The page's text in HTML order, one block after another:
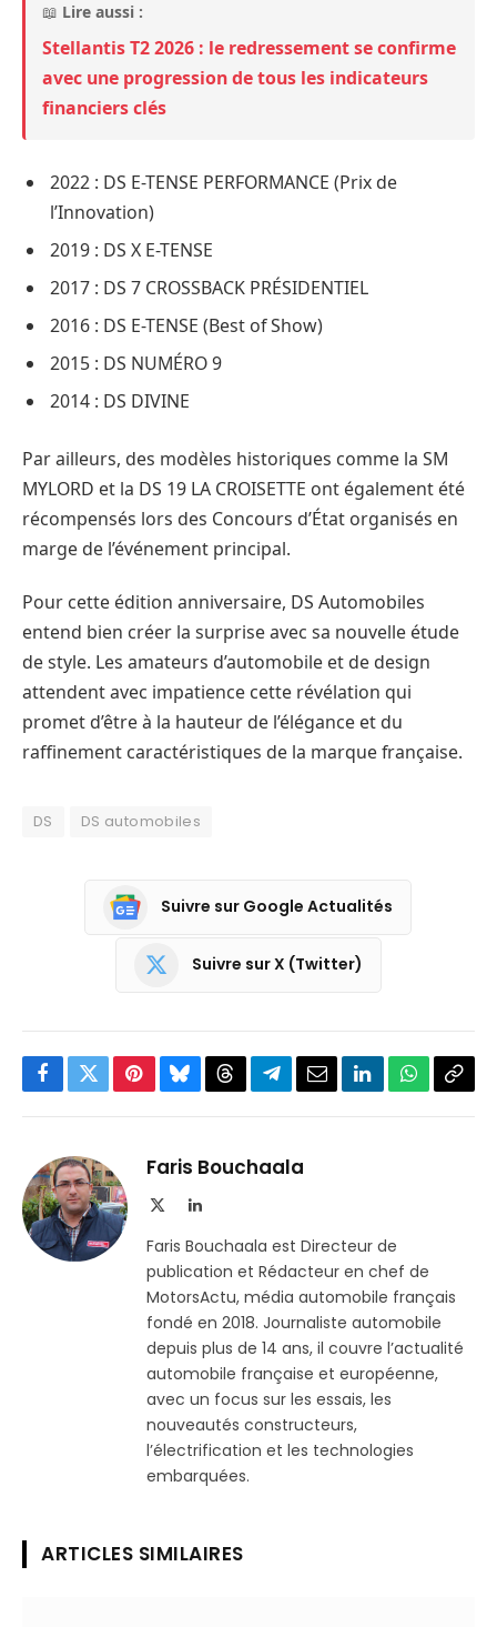
📖 Lire aussi :
Stellantis T2 2026 : le redressement se confirme
avec une progression de tous les indicateurs
financiers clés
2022 : DS E-TENSE PERFORMANCE (Prix de
l’Innovation)
2019 : DS X E-TENSE
2017 : DS 7 CROSSBACK PRÉSIDENTIEL
2016 : DS E-TENSE (Best of Show)
2015 : DS NUMÉRO 9
2014 : DS DIVINE
Par ailleurs, des modèles historiques comme la SM
MYLORD et la DS 19 LA CROISETTE ont également été
récompensés lors des Concours d’État organisés en
marge de l’événement principal.
Pour cette édition anniversaire, DS Automobiles
entend bien créer la surprise avec sa nouvelle étude
de style. Les amateurs d’automobile et de design
attendent avec impatience cette révélation qui
promet d’être à la hauteur de l’élégance et du
raffinement caractéristiques de la marque française.
DS DS automobiles
Suivre sur Google Actualités
Suivre sur X (Twitter)
Facebook
TwitterPinterestBlueskyThreadsPartager
Telegram
EmailLinkedInWhatsApp
Faris Bouchaala
LinkedIn
Faris Bouchaala est Directeur de
publication et Rédacteur en chef de
MotorsActu, média automobile français
fondé en 2018. Journaliste automobile
depuis plus de 14 ans, il couvre l’actualité
automobile française et européenne,
avec un focus sur les essais, les
nouveautés constructeurs,
l’électrification et les technologies
embarquées.
ARTICLES SIMILAIRES